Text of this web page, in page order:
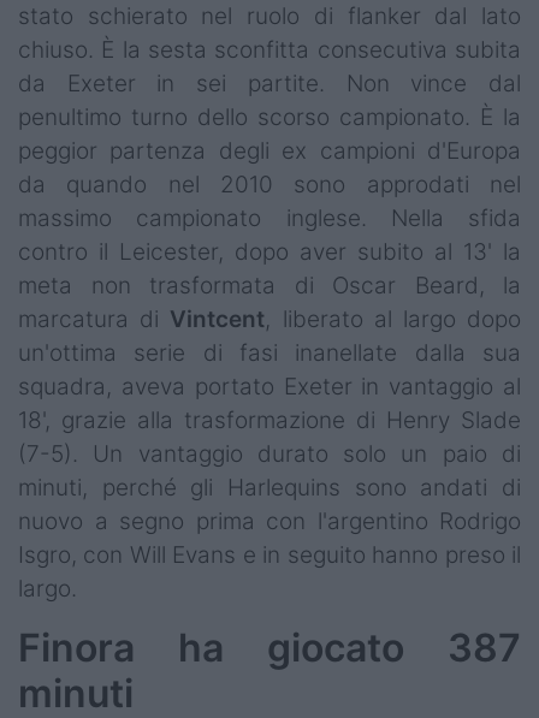
stato schierato nel ruolo di flanker dal lato
chiuso. È la sesta sconfitta consecutiva subita
da Exeter in sei partite. Non vince dal
penultimo turno dello scorso campionato. È la
peggior partenza degli ex campioni d'Europa
da quando nel 2010 sono approdati nel
massimo campionato inglese. Nella sfida
contro il Leicester, dopo aver subito al 13' la
meta non trasformata di Oscar Beard, la
marcatura di Vintcent, liberato al largo dopo
un'ottima serie di fasi inanellate dalla sua
squadra, aveva portato Exeter in vantaggio al
18', grazie alla trasformazione di Henry Slade
(7-5). Un vantaggio durato solo un paio di
minuti, perché gli Harlequins sono andati di
nuovo a segno prima con l'argentino Rodrigo
Isgro, con Will Evans e in seguito hanno preso il
largo.
Finora ha giocato 387
minuti